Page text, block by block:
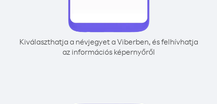
Kiválaszthatja a névjegyet a Viberben, és felhívhatja
az információs képernyőről